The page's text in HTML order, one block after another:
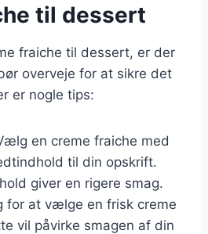
til dessert
fraiche til dessert, er der
overveje for at sikre det
er nogle tips:
en creme fraiche med
til din opskrift.
giver en rigere smag.
for at vælge en frisk creme
vil påvirke smagen af din